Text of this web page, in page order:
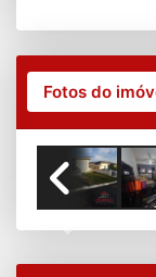
Fotos do
Previous